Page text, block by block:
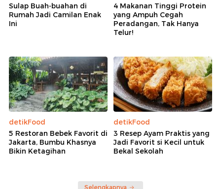
Sulap Buah-buahan di
Rumah Jadi Camilan Enak
Ini
4 Makanan Tinggi Protein
yang Ampuh Cegah
Peradangan, Tak Hanya
Telur!
detikFood
5 Restoran Bebek Favorit di
Jakarta, Bumbu Khasnya
Bikin Ketagihan
detikFood
3 Resep Ayam Praktis yang
Jadi Favorit si Kecil untuk
Bekal Sekolah
Selengkapnya